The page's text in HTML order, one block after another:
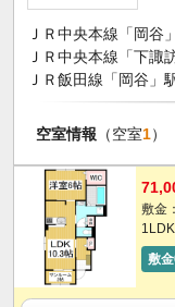
ＪＲ中央本線「岡谷
ＪＲ中央本線「下諏
ＪＲ飯田線「岡谷」
空室情報 （空室1）
敷金：
敷